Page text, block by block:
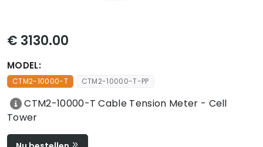
€ 3130.00
MODEL:
CTM2-10000-T CTM2-10000-T-PP
CTM2-10000-T Cable Tension Meter - Cell
Tower